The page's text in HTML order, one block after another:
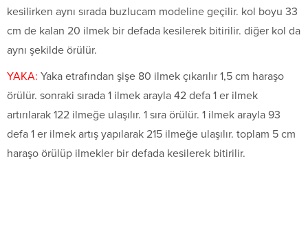
kesilirken aynı sırada buzlucam modeline geçilir. kol boyu 33
cm de kalan 20 ilmek bir defada kesilerek bitirilir. diğer kol da
aynı şekilde örülür.
YAKA: Yaka etrafından şişe 80 ilmek çıkarılır 1,5 cm haraşo
örülür. sonraki sırada 1 ilmek arayla 42 defa 1 er ilmek
artırılarak 122 ilmeğe ulaşılır. 1 sıra örülür. 1 ilmek arayla 93
defa 1 er ilmek artış yapılarak 215 ilmeğe ulaşılır. toplam 5 cm
haraşo örülüp ilmekler bir defada kesilerek bitirilir.